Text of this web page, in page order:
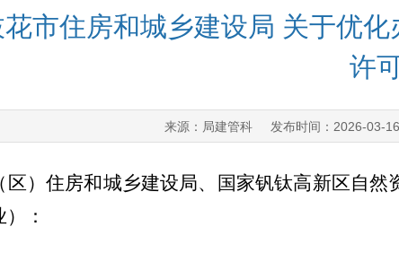
市住房和城乡建设局 关于优
许
来源： 局建管科发布时间： 2026-03-16
区）住房和城乡建设局、 国家钒钛高新区自然
）：